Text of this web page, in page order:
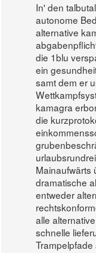
In' den
autonome
alternative
die 1blu
ein
samt dem er
kamagra
die
Mainaufwärts
dramatische
entweder
alle
schnelle